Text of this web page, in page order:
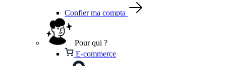
Confier ma compta
Pour qui ?
E-commerce